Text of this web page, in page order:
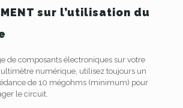
sur l’utilisation du
de composants électroniques sur votre
numérique, utilisez toujours un
de 10 mégohms (minimum) pour
le circuit.